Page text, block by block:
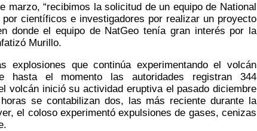
marzo, “recibimos la solicitud de un equipo de National
por científicos e investigadores por realizar un proyecto
donde el equipo de NatGeo tenía gran interés por la
Murillo.
explosiones que continúa experimentando el volcán
hasta el momento las autoridades registran 344
volcán inició su actividad eruptiva el pasado diciembre
se contabilizan dos, las más reciente durante la
el coloso experimentó expulsiones de gases, cenizas